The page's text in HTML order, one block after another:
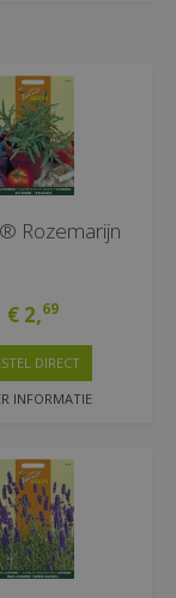
Rozemarijn
€ 2,69
INFORMATIE
DIRECT